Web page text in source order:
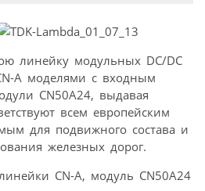
линейку модульных DC/DC
A моделями с входным
CN50A24, выдавая
всем европейским
для подвижного состава и
железных дорог.
CN-A, модуль CN50A24